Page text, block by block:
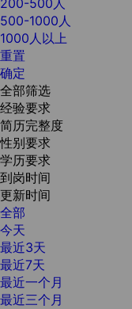
500-1000人
1000人以上
重置
确定
全部筛选
经验要求
简历完整度
性别要求
学历要求
到岗时间
更新时间
全部
今天
最近3天
最近7天
最近一个月
最近三个月